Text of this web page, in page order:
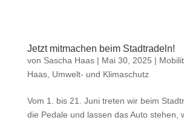
Jetzt mitmachen beim Stadtradeln!
von Sascha Haas| Mai 30, 2025 |
Haas, Umwelt- und Klimaschutz
Vom 1. bis 21. Juni treten wir beim
die Pedale und lassen das Auto stehen,